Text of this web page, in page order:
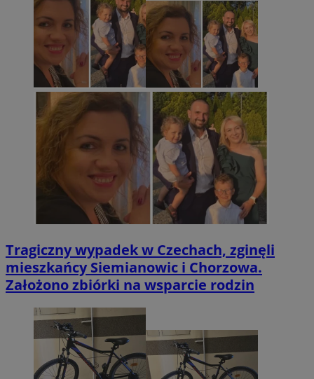
Tragiczny wypadek w Czechach, zginęli
mieszkańcy Siemianowic i Chorzowa.
Założono zbiórki na wsparcie rodzin